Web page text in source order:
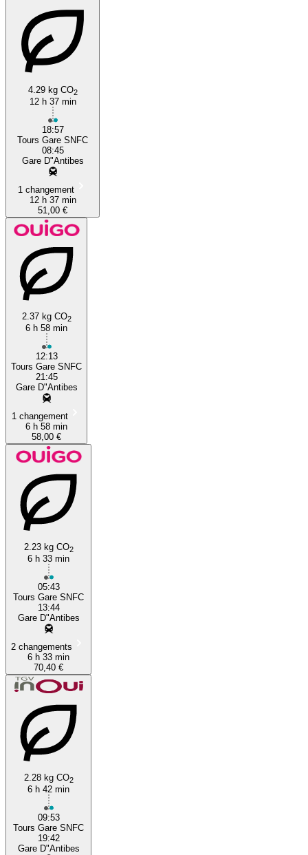
4.29 kg CO2
12 h 37 min
18:57
Tours Gare SNFC
08:45
Gare D"Antibes
1 changement
12 h 37 min
51,00 €
2.37 kg CO2
6 h 58 min
12:13
Tours Gare SNFC
21:45
Gare D"Antibes
1 changement
6 h 58 min
58,00 €
2.23 kg CO2
6 h 33 min
05:43
Tours Gare SNFC
13:44
Gare D"Antibes
2 changements
6 h 33 min
70,40 €
2.28 kg CO2
6 h 42 min
09:53
Tours Gare SNFC
19:42
Gare D"Antibes